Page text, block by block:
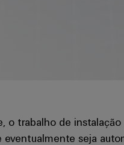
o trabalho de
seja